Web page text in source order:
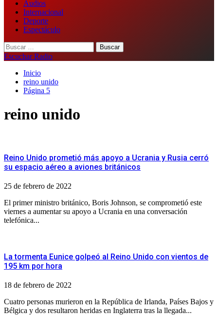
Audios
Internacional
Deporte
Espectáculo
Buscar:
Escuchar Radio
Inicio
reino unido
Página 5
reino unido
Reino Unido prometió más apoyo a Ucrania y Rusia cerró
su espacio aéreo a aviones británicos
25 de febrero de 2022
El primer ministro británico, Boris Johnson, se comprometió este
viernes a aumentar su apoyo a Ucrania en una conversación
telefónica...
La tormenta Eunice golpeó al Reino Unido con vientos de
195 km por hora
18 de febrero de 2022
Cuatro personas murieron en la República de Irlanda, Países Bajos y
Bélgica y dos resultaron heridas en Inglaterra tras la llegada...